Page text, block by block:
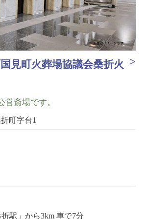
見町火葬場協議会桑折火
営斎場です。
町字台1
折駅」から3km 車で7分